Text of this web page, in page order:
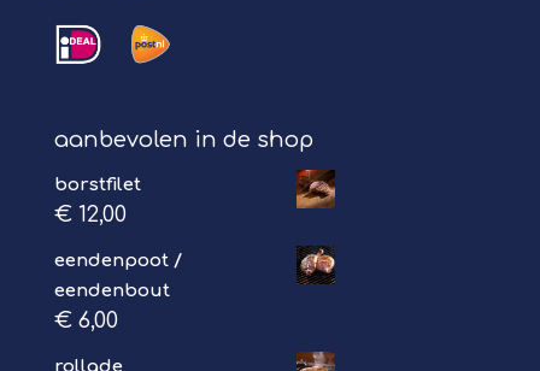
aanbevolen in de shop
borstfilet
€12,00
eendenpoot /
eendenbout
€6,00
rollade